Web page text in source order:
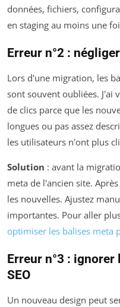
données, fichiers,
en staging au moins une
Erreur n°2 :
Lors d'une migration, les
sont souvent oubliées. J'ai
de clics parce que les
longues ou pas assez
les utilisateurs n'ont plus
Solution : avant la
meta de l'ancien site.
les nouvelles. Ajustez
importantes. Pour aller
optimiser les balises meta
Erreur n°3 :
SEO
Un nouveau design peut